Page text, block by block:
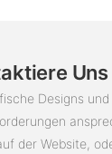
Uns
Designs
der Website,